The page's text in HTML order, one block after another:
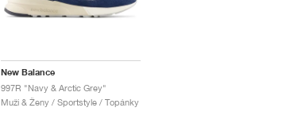
New Balance
997R "Navy & Arctic Grey"
Muži & Ženy / Sportstyle / Topánky